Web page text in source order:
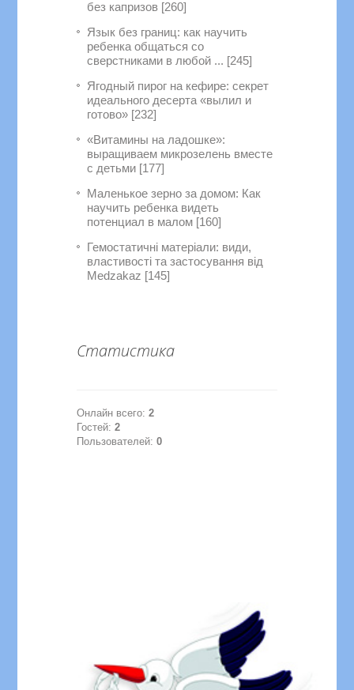
без капризов [260]
Язык без границ: как научить
ребенка общаться со
сверстниками в любой ... [245]
Ягодный пирог на кефире: секрет
идеального десерта «вылил и
готово» [232]
«Витамины на ладошке»:
выращиваем микрозелень вместе
с детьми [177]
Маленькое зерно за домом: Как
научить ребенка видеть
потенциал в малом [160]
Гемостатичні матеріали: види,
властивості та застосування від
Medzakaz [145]
Статистика
Онлайн всего:2
Гостей:2
Пользователей:0